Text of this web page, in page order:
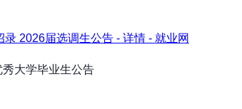
2026届选调生公告 - 详情 - 就业网
大学毕业生公告